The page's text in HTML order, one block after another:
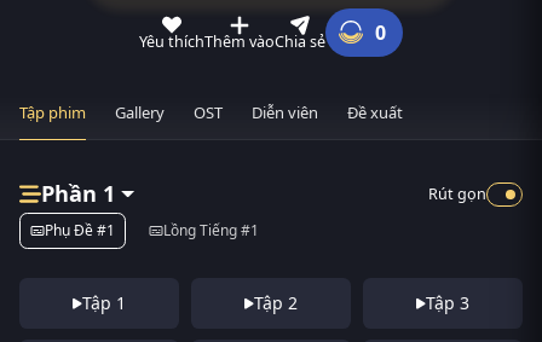
Yêu thíchThêm vàoChia sẻ 0
Tập phim Gallery OST Diễn viên Đề xuất
Phần 1
Phụ Đề #1 Lồng Tiếng #1
Rút gọn
Tập 1 Tập 2 Tập 3